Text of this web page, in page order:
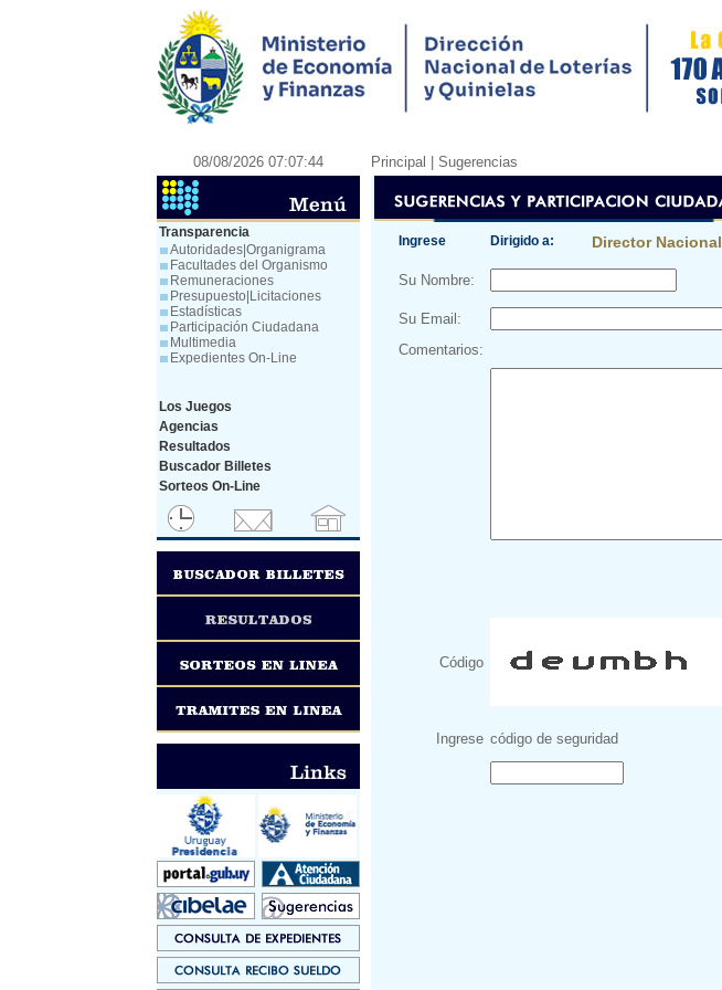
08/08/2026 07:07:44 Principal | Sugerencias
Transparencia
Autoridades|Organigrama
Facultades del Organismo
Remuneraciones
Presupuesto|Licitaciones
Estadísticas
Participación Ciudadana
Multimedia
Expedientes On-Line
Los Juegos
Agencias
Resultados
Buscador Billetes
Sorteos On-Line
Ingrese Dirigido a: Director Nacional
Su Nombre:
Su Email:
Comentarios:
Código
Ingrese código de seguridad